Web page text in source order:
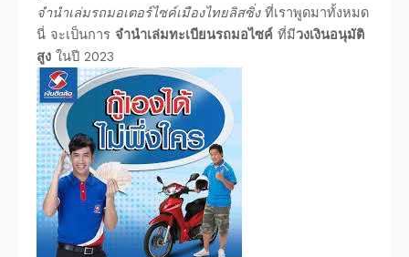
จำนำเล่มรถมอเตอร์ไซค์เมืองไทยลิสซิ่งที่เราพูดมาทั้งหมด
นี่ จะเป็นการ จํานําเล่มทะเบียนรถมอไซค์ ที่มีวงเงินอนุมัติ
สูง ในปี 2023